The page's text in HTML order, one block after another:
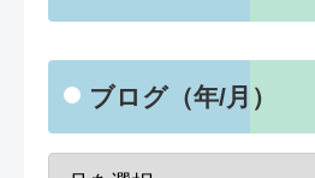
ブログ（年/月）